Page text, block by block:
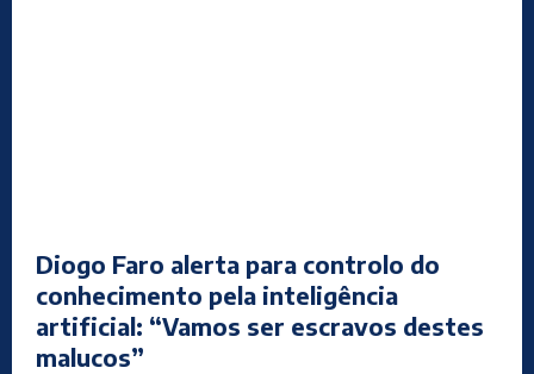
Diogo Faro alerta para controlo do
conhecimento pela inteligência
artificial: “Vamos ser escravos destes
malucos”